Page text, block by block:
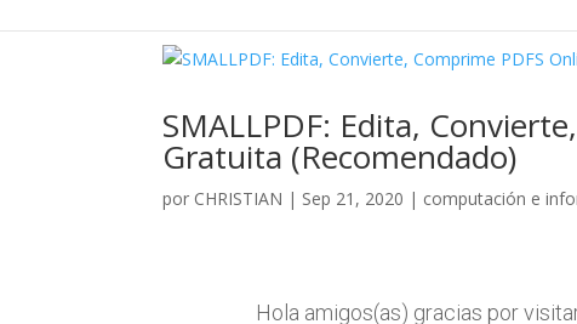
SMALLPDF: Edita,
Gratuita (Recomendado)
por CHRISTIAN | Sep 21, 2020 | computación e
Hola amigos(as) gracias por